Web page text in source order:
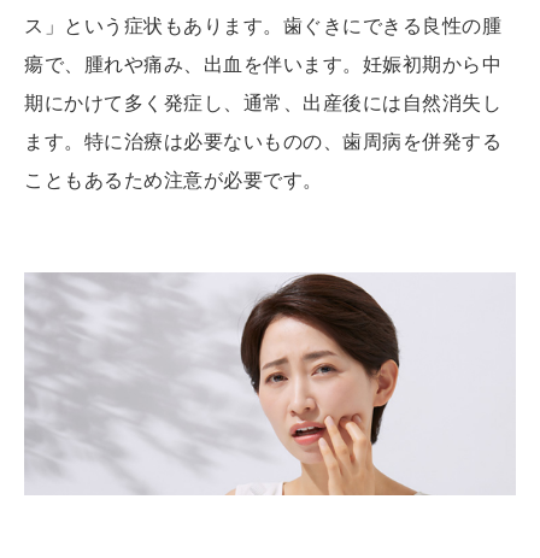
ス」という症状もあります。歯ぐきにできる良性の腫
瘍で、腫れや痛み、出血を伴います。妊娠初期から中
期にかけて多く発症し、通常、出産後には自然消失し
ます。特に治療は必要ないものの、歯周病を併発する
こともあるため注意が必要です。